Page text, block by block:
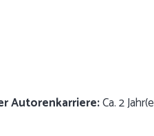
Autorenkarriere:Ca. 2